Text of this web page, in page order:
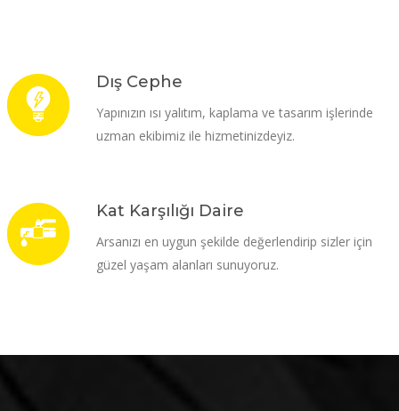
Dış Cephe
Yapınızın ısı yalıtım, kaplama ve tasarım işlerinde
uzman ekibimiz ile hizmetinizdeyiz.
Kat Karşılığı Daire
Arsanızı en uygun şekilde değerlendirip sizler için
güzel yaşam alanları sunuyoruz.